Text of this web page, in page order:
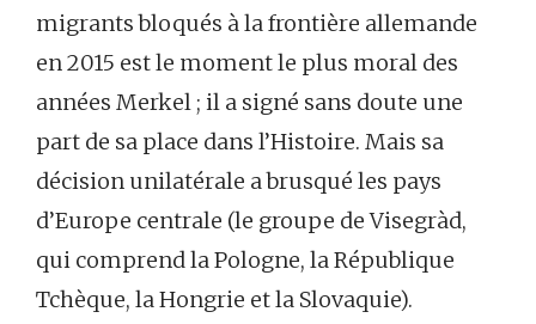
migrants bloqués à la frontière allemande
en 2015 est le moment le plus moral des
années Merkel ; il a signé sans doute une
part de sa place dans l’Histoire. Mais sa
décision unilatérale a brusqué les pays
d’Europe centrale (le groupe de Visegràd,
qui comprend la Pologne, la République
Tchèque, la Hongrie et la Slovaquie).